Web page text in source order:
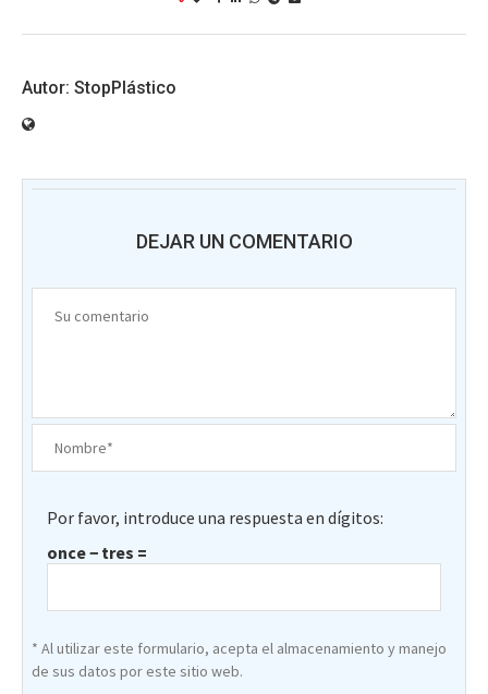
StopPlástico
DEJAR UN COMENTARIO
Por favor, introduce una respuesta en dígitos:
once − tres =
* Al utilizar este formulario, acepta el almacenamiento y manejo
de sus datos por este sitio web.